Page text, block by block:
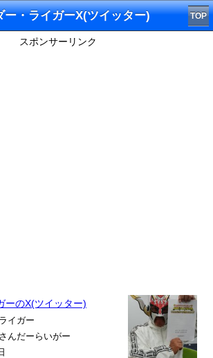
ー・ライガーX(ツイッター) TOP
スポンサーリンク
ーのX(ツイッター)
イガー
んだーらいがー